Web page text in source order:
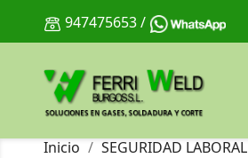
947475653/
Inicio SEGURIDAD LABORAL